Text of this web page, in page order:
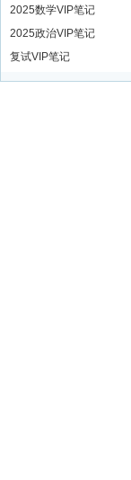
2025数学VIP笔记
2025政治VIP笔记
复试VIP笔记